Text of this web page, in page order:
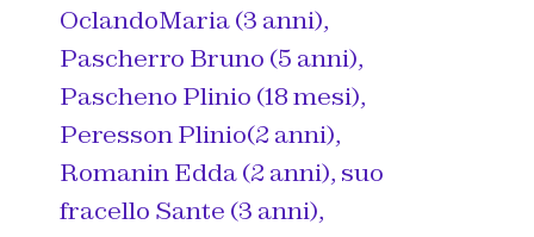
OclandoMaria (3 anni),
Pascherro Bruno (5 anni),
Pascheno Plinio (18 mesi),
Peresson Plinio(2 anni),
Romanin Edda (2 anni), suo
fracello Sante (3 anni),